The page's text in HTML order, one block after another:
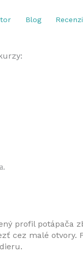
Blog
profil potápača
cez malé otvory.